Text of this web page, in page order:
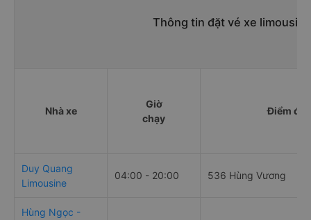
Thông tin đặt vé xe
Nhà xe
Giờ
chạy
Điểm đi
Duy Quang
Limousine
04:00 - 20:00 536 Hùng Vương
Hùng Ngọc -